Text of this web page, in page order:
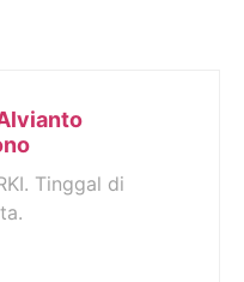
Tinggal di